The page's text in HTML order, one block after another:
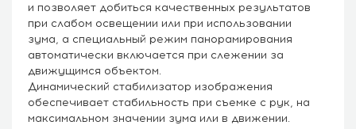
и позволяет добиться качественных результатов
при слабом освещении или при использовании
зума, а специальный режим панорамирования
автоматически включается при слежении за
движущимся объектом.
Динамический стабилизатор изображения
обеспечивает стабильность при съемке с рук, на
максимальном значении зума или в движении.